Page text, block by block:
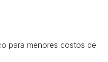
para menores costos de